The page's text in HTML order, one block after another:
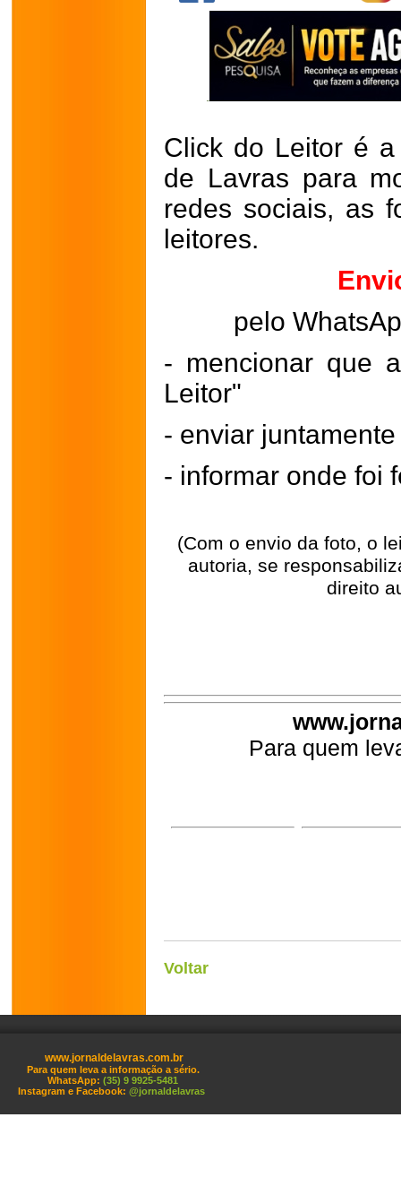
Click do Leitor é
de Lavras para
redes sociais, as
leitores.
pelo
- mencionar que
Leitor"
- enviar
- informar onde foi
(Com o envio da foto, o
autoria, se
direito
Para quem
Voltar
www.jornaldelavras.com.br
Para quem leva a informação a sério.
WhatsApp: (35) 9 9925-5481
Instagram e Facebook: @jornaldelavras